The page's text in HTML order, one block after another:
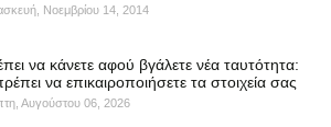
Νοεμβρίου 14, 2014
να κάνετε αφού βγάλετε νέα ταυτότητα:
να επικαιροποιήσετε τα στοιχεία σας
Αυγούστου 06, 2026